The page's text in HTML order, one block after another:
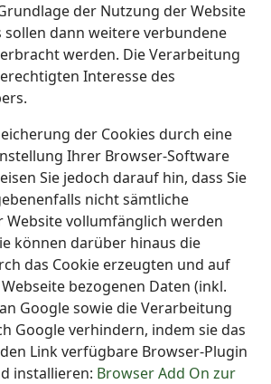
der Nutzung der Website
dann weitere verbundene
werden. Die Verarbeitung
Interesse des
der Cookies durch eine
Ihrer Browser-Software
Sie jedoch darauf hin, dass Sie
nicht sämtliche
Website vollumfänglich werden
können darüber hinaus die
das Cookie erzeugten und auf
bezogenen Daten (inkl.
Google sowie die Verarbeitung
Google verhindern, indem sie das
Link verfügbare Browser-Plugin
installieren: Browser Add On zur